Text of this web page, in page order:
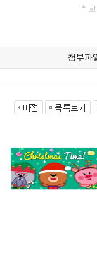
*
첨부파